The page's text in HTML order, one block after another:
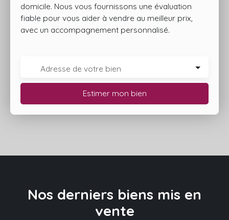
domicile. Nous vous fournissons une évaluation
fiable pour vous aider à vendre au meilleur prix,
avec un accompagnement personnalisé.
Adresse de votre bien
Estimer mon bien
Nos derniers biens mis en
vente